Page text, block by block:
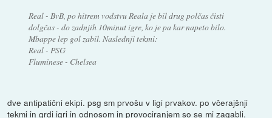
Real - BvB, po hitrem vodstvu Reala je bil drug polčas čisti
dolgčas - do zadnjih 10minut igre, ko je pa kar napeto bilo.
Mbappe lep gol zabil. Naslednji tekmi:
Real - PSG
Fluminese - Chelsea
dve antipatični ekipi. psg sm prvošu v ligi prvakov. po včerajšnji
tekmi in grdi igri in odnosom in provociranjem so se mi zagabli.